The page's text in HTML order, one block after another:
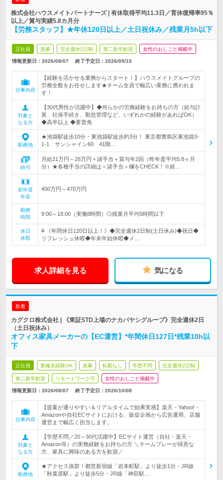
株式会社ハウスメイトパートナーズ | 有休取得平均11.3日／育休復帰率95％
以上／賞与実績5.8カ月分
【労務スタッフ】★年休120日以上／土日祝休み／残業月5h以下
正社員 急募 完全週休2日制 第二新卒歓迎 女性のおしごと掲載中
情報更新日：2026/08/07 終了予定日： 2026/09/10
仕事内容
【経験を活かせる業務からスタート！】ハウスメイトグループの
労務全般をお任せします★チーム全員で幅広い業務に携われま
す！
対象と
なる方
【30代男性が活躍中】◆何らかの労務経験をお持ちの方（給与計
算、社保手続き、勤怠管理など、いずれかの経験があればOK）
◆高卒以上 ◆要普免
勤務地
★池袋駅徒歩10分・東池袋駅徒歩約3分！ 東京都豊島区東池袋3-
1-1 サンシャイン60 41階…
給与
月給21万円～26万円＋諸手当＋賞与年2回（昨年度平均5.8ヶ月
分）★各種手当の詳細は＜諸手当＞欄をCHECK！※経…
初年度
年収
400万円～470万円
勤務
時間
9:00～18:00（実働8時間）◎残業月平均5時間以下
休日
休暇
# 《年間休日120日以上！》◆完全週休2日制(土日休み)◆祝日◆
リフレッシュ休暇◆年末年始休暇◆メ…
求人詳細を見る 気になる
新着
カグクロ株式会社 | 《東証STD上場のナカバヤシグループ》完全週休2日
（土日祝休み）
オフィス家具メーカーの【EC運営】*年間休日127日*残業10h以
下
正社員 業種未経験OK 急募 転勤なし 学歴不問 完全週休2日制
第二新卒歓迎 リモートワーク可 女性のおしごと掲載中
情報更新日：2026/08/07 終了予定日： 2026/10/08
仕事内容
【提案が通りやすい＆リアルタイムで効果実感】楽天・Yahoo!・
Amazonや自社ECサイトにおける、販促企画から広告運用、店舗
運営まで幅広く担当します。
対象と
なる方
【学歴不問／20～30代活躍中】ECサイト運営（自社・楽天・
Amazon等）の実務経験をお持ちの方 ＼チームプレーが得意な
方、家具に興味のある方を歓迎／
勤務地
★アクセス抜群！都営新宿線「岩本町駅」より徒歩1分・JR線
「秋葉原駅」より徒歩5分・JR線「神田駅…